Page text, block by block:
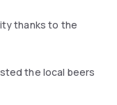
thanks to the
the local beers